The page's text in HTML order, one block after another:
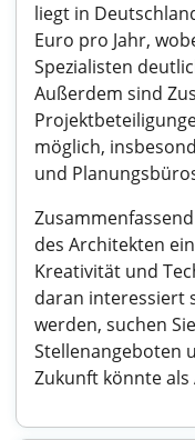
liegt in
Euro pro Jahr,
Spezialisten
Außerdem sind
möglich,
und
des Architekten
Kreativität und
daran interessiert
werden, suchen
Stellenangeboten
Zukunft könnte